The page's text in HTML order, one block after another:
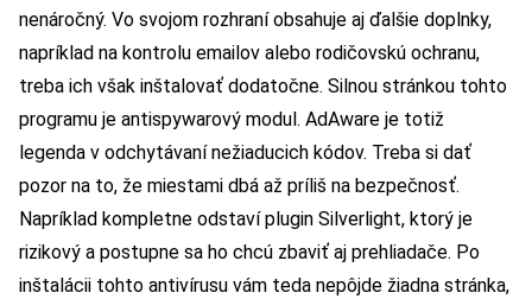
nenáročný. Vo svojom rozhraní obsahuje aj ďalšie doplnky,
napríklad na kontrolu emailov alebo rodičovskú ochranu,
treba ich však inštalovať dodatočne. Silnou stránkou tohto
programu je antispywarový modul. AdAware je totiž
legenda v odchytávaní nežiaducich kódov. Treba si dať
pozor na to, že miestami dbá až príliš na bezpečnosť.
Napríklad kompletne odstaví plugin Silverlight, ktorý je
rizikový a postupne sa ho chcú zbaviť aj prehliadače. Po
inštalácii tohto antivírusu vám teda nepôjde žiadna stránka,